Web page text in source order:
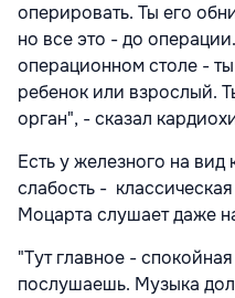
оперировать. Ты его
но все это - до
операционном столе -
ребенок или взрослый.
орган", - сказал
Есть у железного на вид
слабость -
Моцарта слушает даже
"Тут главное -
послушаешь. Музыка